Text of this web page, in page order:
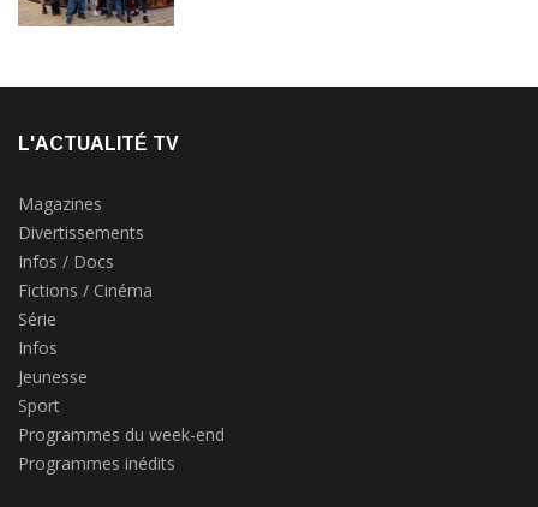
L'ACTUALITÉ TV
Magazines
Divertissements
Infos / Docs
Fictions / Cinéma
Série
Infos
Jeunesse
Sport
Programmes du week-end
Programmes inédits